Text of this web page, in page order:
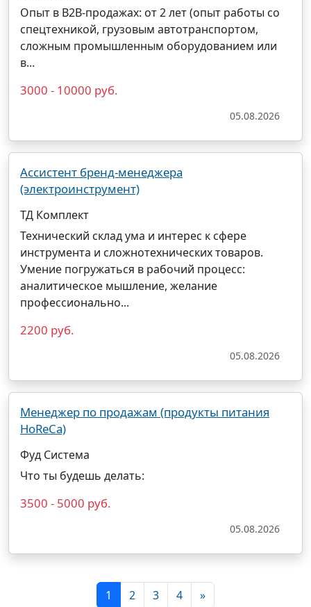
Опыт в B2B-продажах: от 2 лет (опыт работы со
спецтехникой, грузовым автотранспортом,
сложным промышленным оборудованием или
в...
3000 - 10000 руб.
05.08.2026
Ассистент бренд-менеджера
(электроинструмент)
ТД Комплект
Технический склад ума и интерес к сфере
инструмента и сложнотехнических товаров.
Умение погружаться в рабочий процесс:
аналитическое мышление, желание
профессионально...
2200 руб.
05.08.2026
Менеджер по продажам (продукты питания
HoReCa)
Фуд Система
Что ты будешь делать:
3500 - 5000 руб.
05.08.2026
1 2 3 4 »